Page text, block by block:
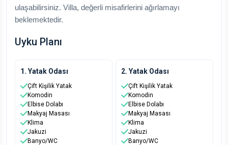
ulaşabilirsiniz. Villa, değerli misafirlerini ağırlamayı
beklemektedir.
Uyku Planı
1. Yatak Odası
Çift Kişilik Yatak
Komodin
Elbise Dolabı
Makyaj Masası
Klima
Jakuzi
Banyo/WC
2. Yatak Odası
Çift Kişilik Yatak
Komodin
Elbise Dolabı
Makyaj Masası
Klima
Jakuzi
Banyo/WC